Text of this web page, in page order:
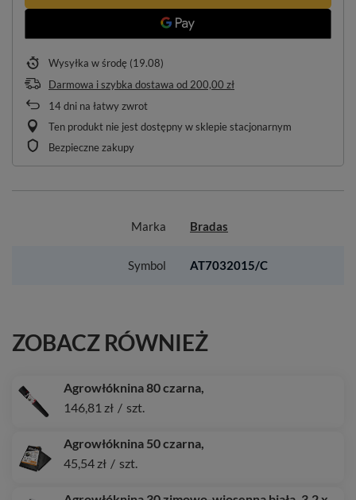
Wysyłka w środę (19.08)
Darmowa i szybka dostawa od 200,00 zł
14dni na łatwy zwrot
Ten produkt nie jest dostępny w sklepie stacjonarnym
Bezpieczne zakupy
Marka Bradas
Symbol AT7032015/C
ZOBACZ RÓWNIEŻ
Agrowłóknina 80 czarna,
146,81 zł / szt.
Agrowłóknina 50 czarna,
45,54 zł / szt.